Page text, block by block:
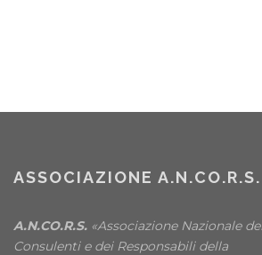
ASSOCIAZIONE A.N.CO.R.S.
A.N.CO.R.S. «Associazione Nazionale
Consulenti e dei Responsabili della